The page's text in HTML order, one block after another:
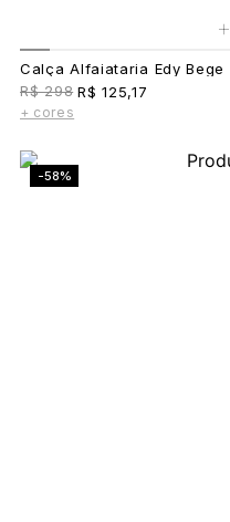
+
Calça Alfaiataria Edy Bege
R$ 298 R$ 125,17
+ cores
-58%